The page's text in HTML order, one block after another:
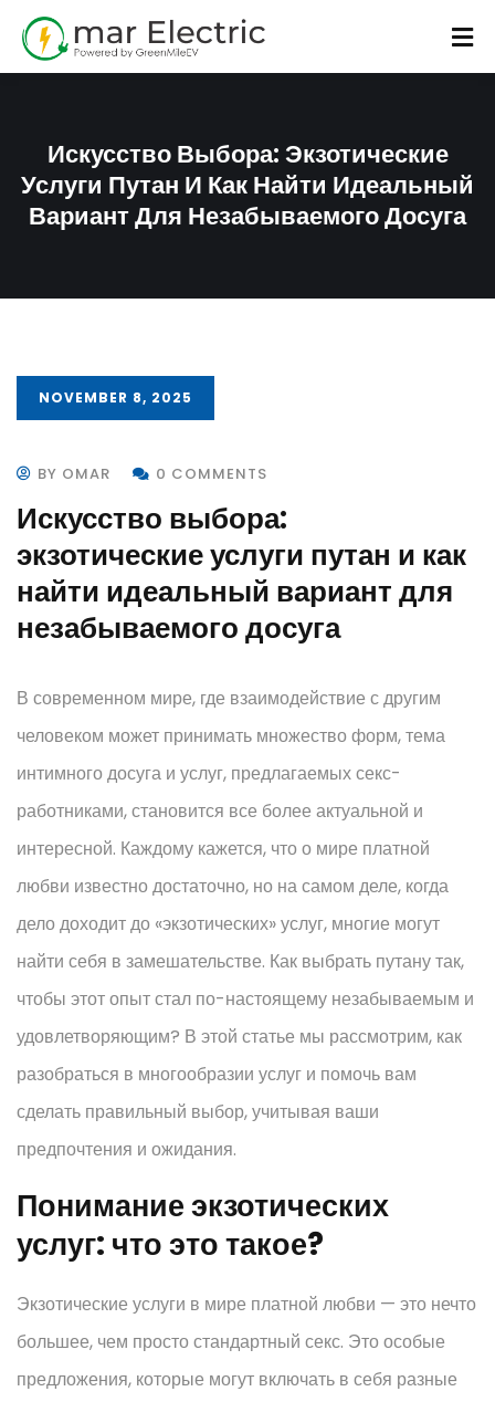
Искусство Выбора: Экзотические
Услуги Путан И Как Найти Идеальный
Вариант Для Незабываемого Досуга
NOVEMBER 8, 2025
BY OMAR 0 COMMENTS
Искусство выбора:
экзотические услуги путан и как
найти идеальный вариант для
незабываемого досуга
В современном мире, где взаимодействие с другим
человеком может принимать множество форм, тема
интимного досуга и услуг, предлагаемых секс-
работниками, становится все более актуальной и
интересной. Каждому кажется, что о мире платной
любви известно достаточно, но на самом деле, когда
дело доходит до «экзотических» услуг, многие могут
найти себя в замешательстве. Как выбрать путану так,
чтобы этот опыт стал по-настоящему незабываемым и
удовлетворяющим? В этой статье мы рассмотрим, как
разобраться в многообразии услуг и помочь вам
сделать правильный выбор, учитывая ваши
предпочтения и ожидания.
Понимание экзотических
услуг: что это такое?
Экзотические услуги в мире платной любви — это нечто
большее, чем просто стандартный секс. Это особые
предложения, которые могут включать в себя разные